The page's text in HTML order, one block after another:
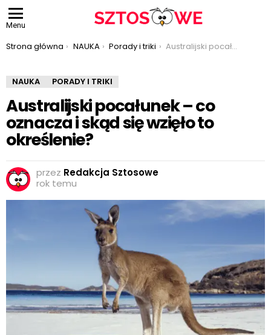
Menu
Jesteś tutaj:
Strona główna NAUKA Porady i triki Australijski pocałunek – co oznacza i skąd się wzięło to określenie?
NAUKA PORADY I TRIKI
Australijski pocałunek – co
oznacza i skąd się wzięło to
określenie?
przez Redakcja Sztosowe
rok temu